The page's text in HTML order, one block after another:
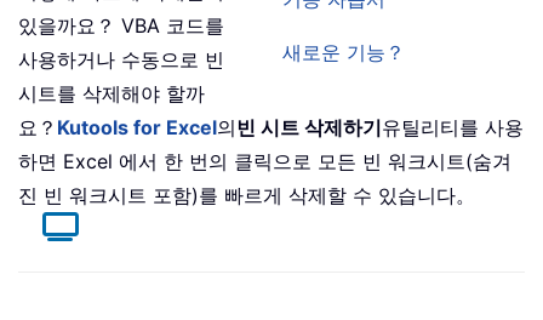
새로운 기능？
있을까요？ VBA 코드를
사용하거나 수동으로 빈
시트를 삭제해야 할까
요？ Kutools for Excel의빈 시트 삭제하기유틸리티를 사용
하면 Excel 에서 한 번의 클릭으로 모든 빈 워크시트(숨겨
진 빈 워크시트 포함)를 빠르게 삭제할 수 있습니다。